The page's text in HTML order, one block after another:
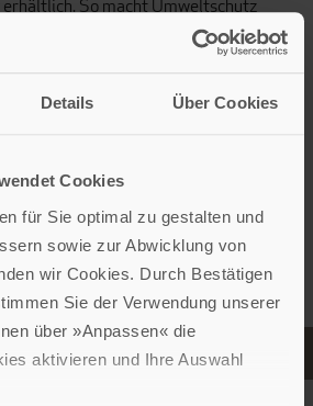
Details Über Cookies
Cookies
für Sie optimal zu gestalten und
sowie zur Abwicklung von
wir Cookies. Durch Bestätigen
Sie der Verwendung unserer
über »Anpassen« die
aktivieren und Ihre Auswahl
So macht Umweltschutz
Thema